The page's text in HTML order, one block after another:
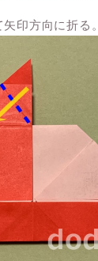
印方向に折る。